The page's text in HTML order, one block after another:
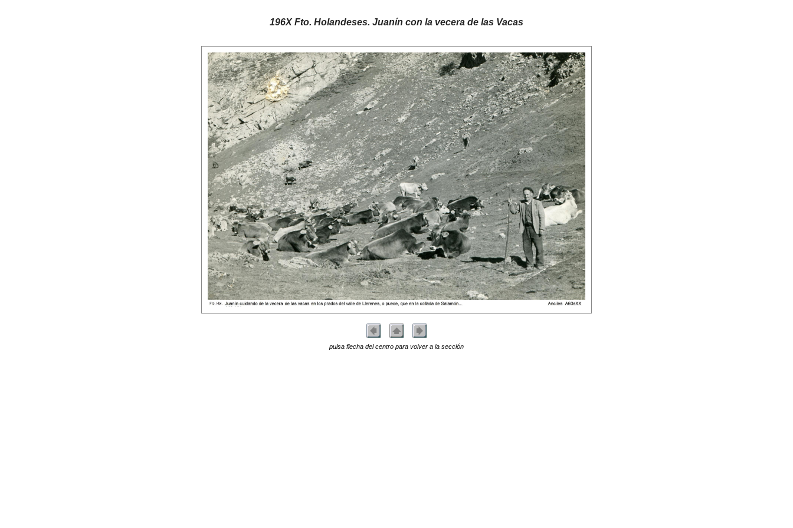
196X Fto. Holandeses. Juanín con la vecera de las Vacas
pulsa flecha del centro para volver a la sección